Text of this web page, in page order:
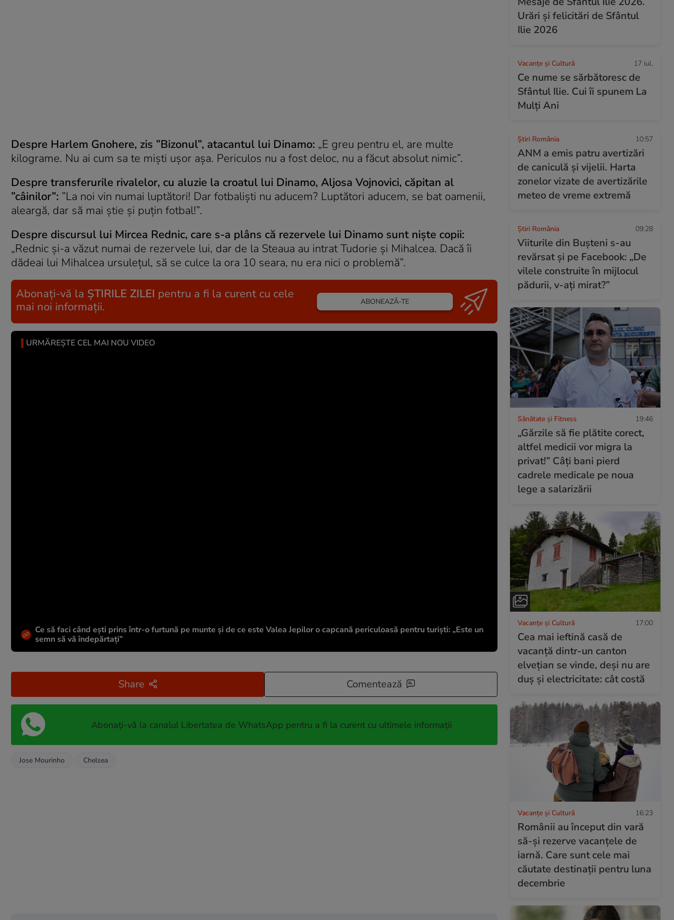
Despre Harlem Gnohere, zis ”Bizonul”, atacantul lui Dinamo: „E greu pentru el, are multe
kilograme. Nu ai cum sa te miști ușor așa. Periculos nu a fost deloc, nu a făcut absolut nimic”.
Despre transferurile rivalelor, cu aluzie la croatul lui Dinamo, Aljosa Vojnovici, căpitan al
”câinilor”: ”La noi vin numai luptători! Dar fotbaliști nu aducem? Luptători aducem, se bat oamenii,
aleargă, dar să mai știe și puțin fotbal!”.
Despre discursul lui Mircea Rednic, care s-a plâns că rezervele lui Dinamo sunt niște copii:
„Rednic și-a văzut numai de rezervele lui, dar de la Steaua au intrat Tudorie și Mihalcea. Dacă îi
dădeai lui Mihalcea ursulețul, să se culce la ora 10 seara, nu era nici o problemă”.
Abonați-vă la ȘTIRILE ZILEI pentru a fi la curent cu cele
mai noi informații.
ABONEAZĂ-TE
URMĂREȘTE CEL MAI NOU VIDEO
Ce să faci când ești prins într-o furtună pe munte și de ce este Valea Jepilor o capcană periculoasă pentru turiști: „Este un
semn să vă îndepărtați”
Share Comentează
Abonați-vă la canalul Libertatea de WhatsApp pentru a fi la curent cu ultimele informații
Jose Mourinho Chelsea
Urări și felicitări de Sfântul
Ilie 2026
Vacanțe și Cultură 17 iul.
Ce nume se sărbătoresc de
Sfântul Ilie. Cui îi spunem La
Mulți Ani
Știri România 10:57
ANM a emis patru avertizări
de caniculă și vijelii. Harta
zonelor vizate de avertizările
meteo de vreme extremă
Știri România 09:28
Viiturile din Bușteni s-au
revărsat și pe Facebook: „De
vilele construite în mijlocul
pădurii, v-ați mirat?”
Sănătate și Fitness 19:46
„Gărzile să fie plătite corect,
altfel medicii vor migra la
privat!” Câți bani pierd
cadrele medicale pe noua
lege a salarizării
Vacanțe și Cultură 17:00
Cea mai ieftină casă de
vacanță dintr-un canton
elvețian se vinde, deși nu are
duș și electricitate: cât costă
Vacanțe și Cultură 16:23
Românii au început din vară
să-și rezerve vacanțele de
iarnă. Care sunt cele mai
căutate destinații pentru luna
decembrie